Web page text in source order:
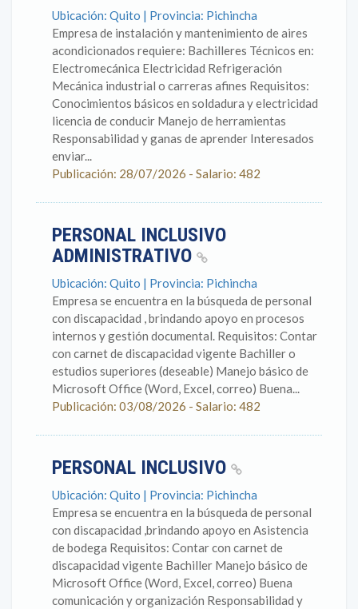
Ubicación: Quito | Provincia: Pichincha
Empresa de instalación y mantenimiento de aires
acondicionados requiere: Bachilleres Técnicos en:
Electromecánica Electricidad Refrigeración
Mecánica industrial o carreras afines Requisitos:
Conocimientos básicos en soldadura y electricidad
licencia de conducir Manejo de herramientas
Responsabilidad y ganas de aprender Interesados
enviar...
Publicación: 28/07/2026 - Salario: 482
PERSONAL INCLUSIVO
ADMINISTRATIVO
Ubicación: Quito | Provincia: Pichincha
Empresa se encuentra en la búsqueda de personal
con discapacidad , brindando apoyo en procesos
internos y gestión documental. Requisitos: Contar
con carnet de discapacidad vigente Bachiller o
estudios superiores (deseable) Manejo básico de
Microsoft Office (Word, Excel, correo) Buena...
Publicación: 03/08/2026 - Salario: 482
PERSONAL INCLUSIVO
Ubicación: Quito | Provincia: Pichincha
Empresa se encuentra en la búsqueda de personal
con discapacidad ,brindando apoyo en Asistencia
de bodega Requisitos: Contar con carnet de
discapacidad vigente Bachiller Manejo básico de
Microsoft Office (Word, Excel, correo) Buena
comunicación y organización Responsabilidad y